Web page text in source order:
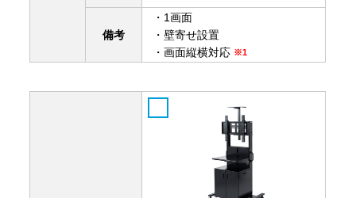
備考
・1画面
・壁寄せ設置
・画面縦横対応 ※1